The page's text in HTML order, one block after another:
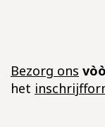
Bezorg ons
het